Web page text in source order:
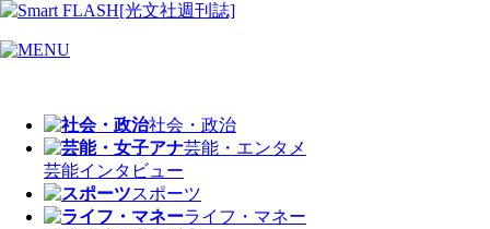
社会・政治
芸能・エンタメ
芸能インタビュー
スポーツ
ライフ・マネー